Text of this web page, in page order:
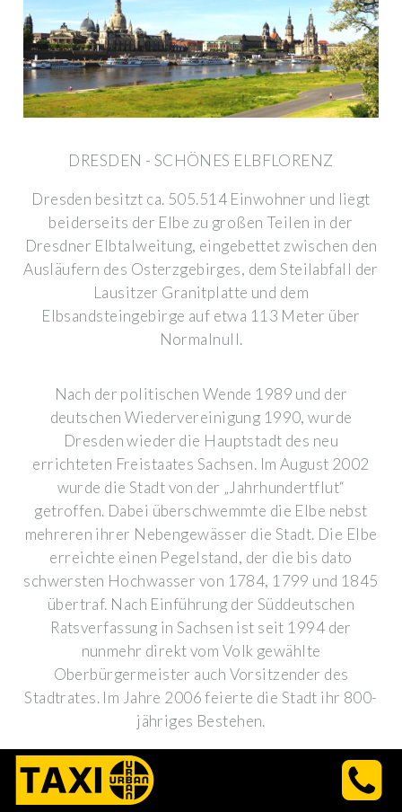
DRESDEN - SCHÖNES ELBFLORENZ
Dresden besitzt ca. 505.514 Einwohner und liegt
beiderseits der Elbe zu großen Teilen in der
Dresdner Elbtalweitung, eingebettet zwischen den
Ausläufern des Osterzgebirges, dem Steilabfall der
Lausitzer Granitplatte und dem
Elbsandsteingebirge auf etwa 113 Meter über
Normalnull.
Nach der politischen Wende 1989 und der
deutschen Wiedervereinigung 1990, wurde
Dresden wieder die Hauptstadt des neu
errichteten Freistaates Sachsen. Im August 2002
wurde die Stadt von der „Jahrhundertflut“
getroffen. Dabei überschwemmte die Elbe nebst
mehreren ihrer Nebengewässer die Stadt. Die Elbe
erreichte einen Pegelstand, der die bis dato
schwersten Hochwasser von 1784, 1799 und 1845
übertraf. Nach Einführung der Süddeutschen
Ratsverfassung in Sachsen ist seit 1994 der
nunmehr direkt vom Volk gewählte
Oberbürgermeister auch Vorsitzender des
Stadtrates. Im Jahre 2006 feierte die Stadt ihr 800-
jähriges Bestehen.
[ WEITER LESEN ]